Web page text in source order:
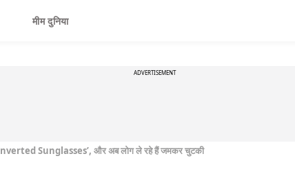
मीम दुनिया
ADVERTISEMENT
Sunglasses’, और अब लोग ले रहे हैं जमकर चुटकी